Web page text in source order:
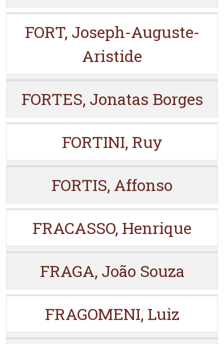
FORT, Joseph-Auguste-
Aristide
FORTES, Jonatas Borges
FORTINI, Ruy
FORTIS, Affonso
FRACASSO, Henrique
FRAGA, João Souza
FRAGOMENI, Luiz